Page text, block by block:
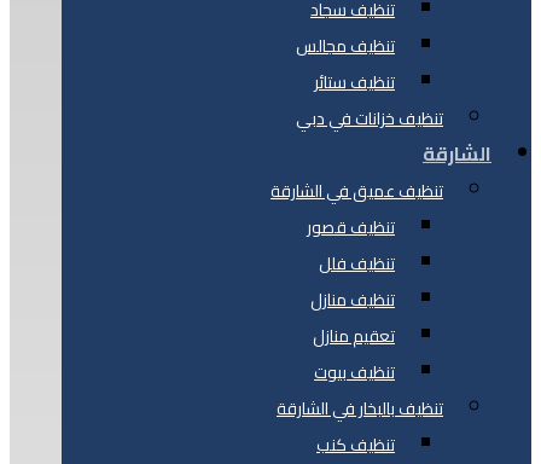
تنظيف سجاد
تنظيف مجالس
تنظيف ستائر
تنظيف خزانات في دبي
الشارقة
تنظيف عميق في الشارقة
تنظيف قصور
تنظيف فلل
تنظيف منازل
تعقيم منازل
تنظيف بيوت
تنظيف بالبخار في الشارقة
تنظيف كنب